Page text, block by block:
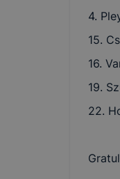
4.
15.
16.
19.
22.